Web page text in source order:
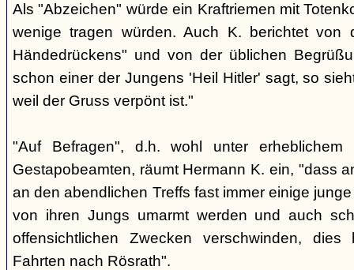
Als "Abzeichen" würde ein Kraftriemen mit
wenige tragen würden. Auch K. berichtet von
Händedrückens" und von der üblichen
schon einer der Jungens 'Heil Hitler' sagt, so
weil der Gruss verpönt ist."
"Auf Befragen", d.h. wohl unter erheblichem
Gestapobeamten, räumt Hermann K. ein, "dass
an den abendlichen Treffs fast immer einige
von ihren Jungs umarmt werden und auch
offensichtlichen Zwecken verschwinden,
Fahrten nach Rösrath".